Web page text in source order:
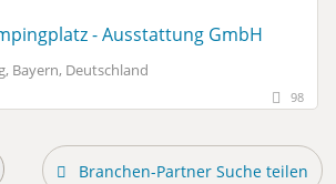
- Ausstattung GmbH
Bayern, Deutschland
98
Branchen-Partner Suche teilen